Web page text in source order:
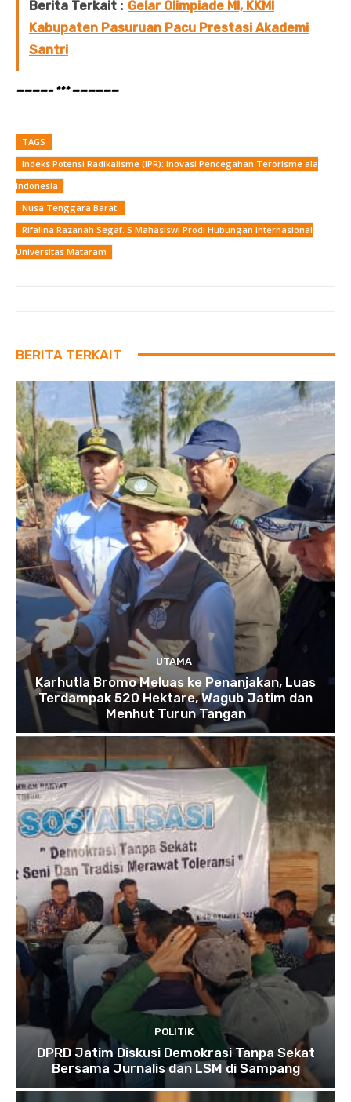
Berita Terkait : Gelar Olimpiade MI, KKMI
Kabupaten Pasuruan Pacu Prestasi Akademi
Santri
————– *** ——————
TAGS
Indeks Potensi Radikalisme (IPR): Inovasi Pencegahan Terorisme ala
Indonesia
Nusa Tenggara Barat.
Rifalina Razanah Segaf. S Mahasiswi Prodi Hubungan Internasional
Universitas Mataram
BERITA TERKAIT
UTAMA
Karhutla Bromo Meluas ke Penanjakan, Luas
Terdampak 520 Hektare, Wagub Jatim dan
Menhut Turun Tangan
POLITIK
DPRD Jatim Diskusi Demokrasi Tanpa Sekat
Bersama Jurnalis dan LSM di Sampang